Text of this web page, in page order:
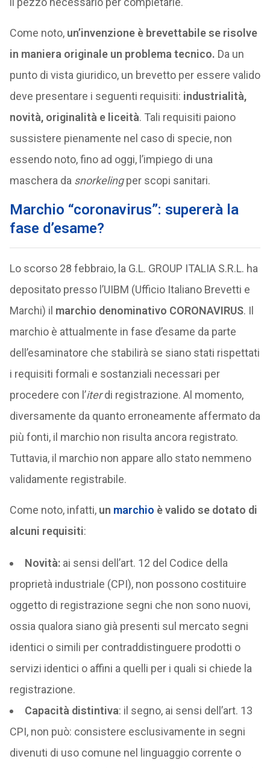
Come noto, un’invenzione è brevettabile se risolve
in maniera originale un problema tecnico. Da un
punto di vista giuridico, un brevetto per essere valido
deve presentare i seguenti requisiti: industrialità,
novità, originalità e liceità. Tali requisiti paiono
sussistere pienamente nel caso di specie, non
essendo noto, fino ad oggi, l’impiego di una
maschera da snorkelingper scopi sanitari.
Marchio “coronavirus”: supererà la
fase d’esame?
Lo scorso 28 febbraio, la G.L. GROUP ITALIA S.R.L. ha
depositato presso l’UIBM (Ufficio Italiano Brevetti e
Marchi) il marchio denominativo CORONAVIRUS. Il
marchio è attualmente in fase d’esame da parte
dell’esaminatore che stabilirà se siano stati rispettati
i requisiti formali e sostanziali necessari per
procedere con l’iterdi registrazione. Al momento,
diversamente da quanto erroneamente affermato da
più fonti, il marchio non risulta ancora registrato.
Tuttavia, il marchio non appare allo stato nemmeno
validamente registrabile.
Come noto, infatti, un marchio è valido se dotato di
alcuni requisiti:
Novità:ai sensi dell’art. 12 del Codice della
proprietà industriale (CPI), non possono costituire
oggetto di registrazione segni che non sono nuovi,
ossia qualora siano già presenti sul mercato segni
identici o simili per contraddistinguere prodotti o
servizi identici o affini a quelli per i quali si chiede la
registrazione.
Capacità distintiva: il segno, ai sensi dell’art. 13
CPI, non può: consistere esclusivamente in segni
divenuti di uso comune nel linguaggio corrente o